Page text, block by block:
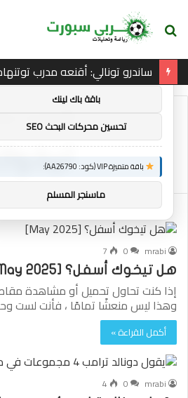
بحث
تيخوك
mrabi
0
7
هل تيخوك أسفل؟ [May 2025]
وهذا ليس منعشًا تمامًا ، فأنت لست
أكمل القراءة »
mrabi
0
4
توصيات :
باقة متميزة VIP (كود: AA11138):
باقة باك لينك
تحسين محركات البحث SEO
باقة متميزة VIP (كود: AA26790):
ماسنجر المسلم